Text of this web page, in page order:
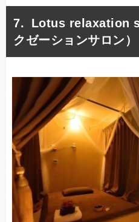
Lotus relaxation
クゼーションサロン）